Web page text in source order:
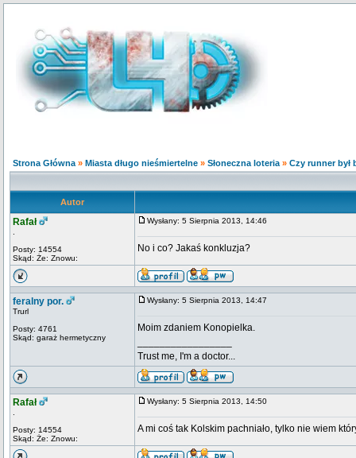
Strona Główna » Miasta długo nieśmiertelne » Słoneczna loteria » Czy runner był
Autor
Rafał
Posty: 14554
Skąd: Że: Znowu:
Wysłany: 5 Sierpnia 2013, 14:46
No i co? Jakaś konkluzja?
feralny por.
Trurl
Posty: 4761
Skąd: garaż hermetyczny
Wysłany: 5 Sierpnia 2013, 14:47
Moim zdaniem Konopielka.
Trust me, I'm a doctor...
Rafał
Posty: 14554
Skąd: Że: Znowu:
Wysłany: 5 Sierpnia 2013, 14:50
A mi coś tak Kolskim pachniało, tylko nie wiem